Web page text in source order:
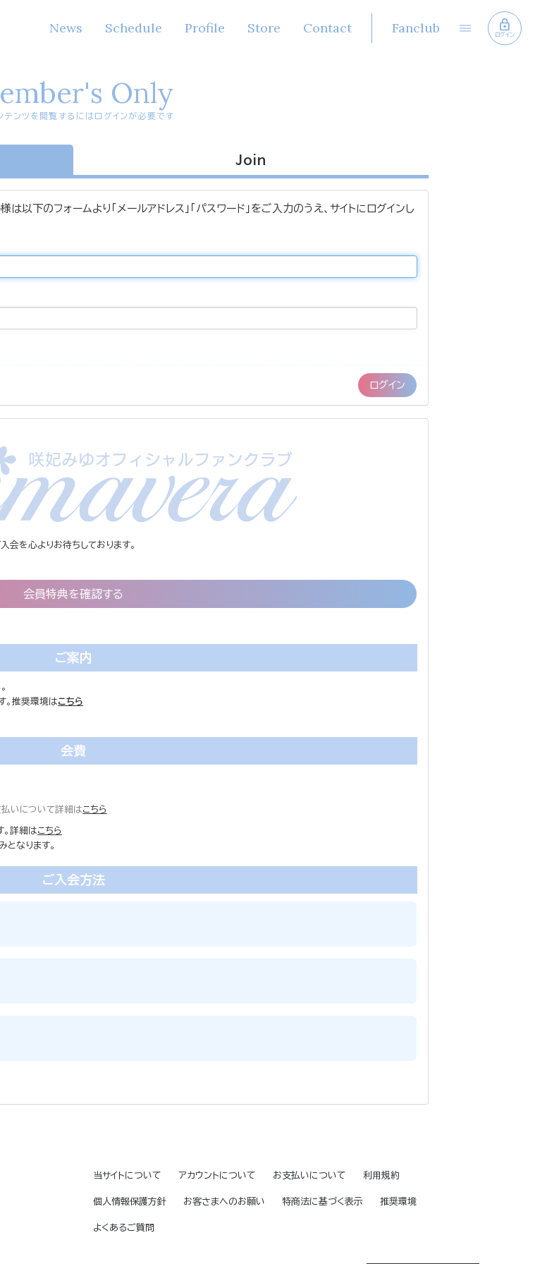
News Schedule Profile Store Contact Fanclub ログイン
Only
テンツを閲覧するにはログインが必要です
Join
下のフォームより「メールアドレス」「パスワード」をご入力のうえ、サイトにログインし
会を心よりお待ちしております。
会員特典を確認する
ご案内
。推奨環境はこちら
会費
払いについて詳細はこちら
詳細はこちら
なります。
ご入会方法
当サイトについて アカウントについて お支払いについて 利用規約
個人情報保護方針 お客さまへのお願い 特商法に基づく表示 推奨環境
よくあるご質問